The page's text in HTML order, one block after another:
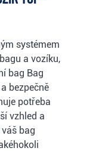
systémem
a vozíku,
bag Bag
bezpečně
potřeba
vzhled a
bag